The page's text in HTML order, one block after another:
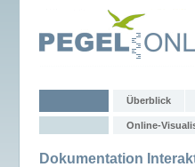
Überblick
Online-
Dokumentation